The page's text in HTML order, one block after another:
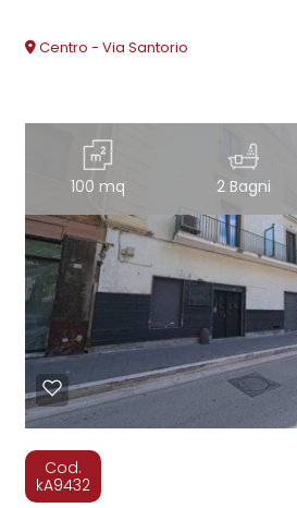
Centro - Via Santorio
100 mq 2 Bagni
Cod.
kA9432